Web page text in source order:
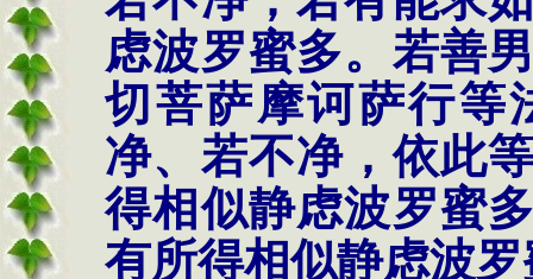
虑波罗蜜多。若善
切菩萨摩诃萨行等
净、若不净，依此
得相似静虑波罗蜜
有所得相似静虑波